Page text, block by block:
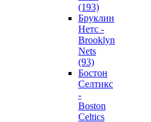
(193)
Бруклин
Нетс -
Brooklyn
Nets
(93)
Бостон
Селтикс
-
Boston
Celtics